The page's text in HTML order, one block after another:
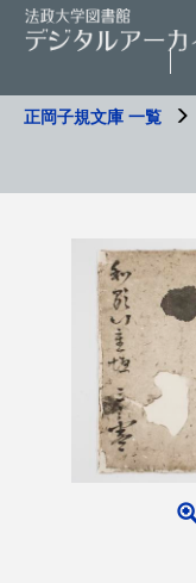
正岡子規文庫 一覧